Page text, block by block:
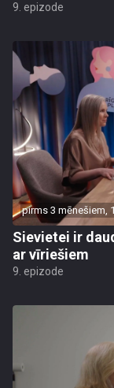
9. epizode
pirms 3 mēnešiem,
Sievietei ir
ar vīriešiem
9. epizode